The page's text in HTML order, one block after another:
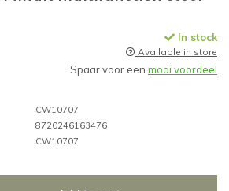
In stock
Available in store
Spaar voor een mooi voordeel
CW10707
8720246163476
CW10707